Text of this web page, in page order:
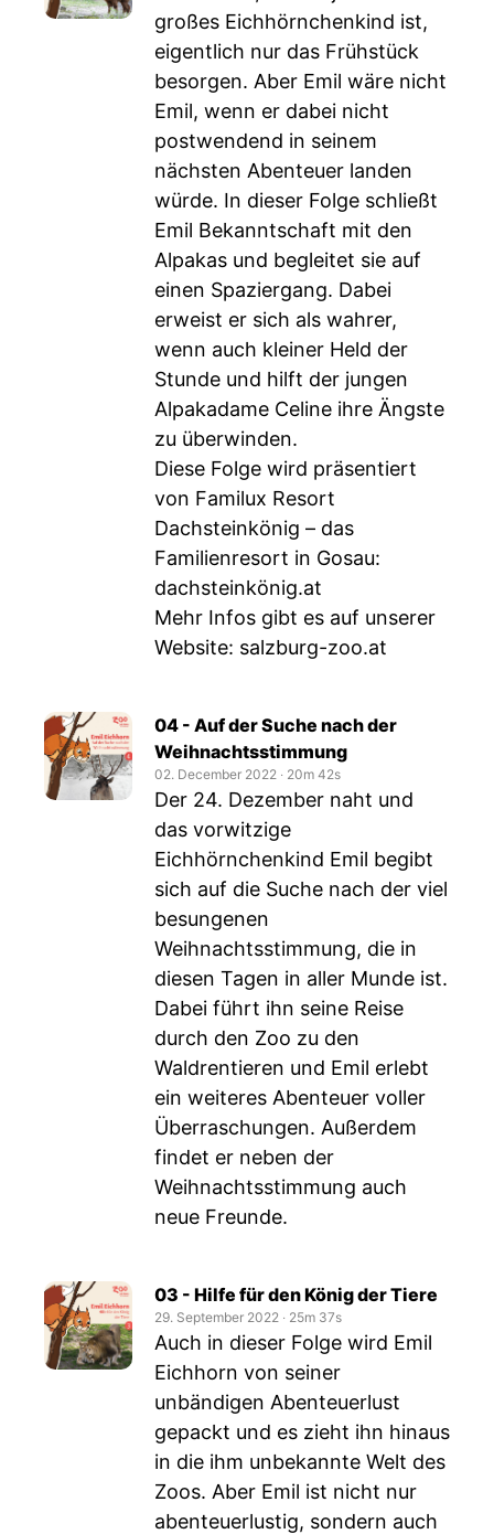
großes Eichhörnchenkind ist,
eigentlich nur das Frühstück
besorgen. Aber Emil wäre nicht
Emil, wenn er dabei nicht
postwendend in seinem
nächsten Abenteuer landen
würde. In dieser Folge schließt
Emil Bekanntschaft mit den
Alpakas und begleitet sie auf
einen Spaziergang. Dabei
erweist er sich als wahrer,
wenn auch kleiner Held der
Stunde und hilft der jungen
Alpakadame Celine ihre Ängste
zu überwinden.
Diese Folge wird präsentiert
von Familux Resort
Dachsteinkönig – das
Familienresort in Gosau:
dachsteinkönig.at
Mehr Infos gibt es auf unserer
Website: salzburg-zoo.at
04 - Auf der Suche nach der
Weihnachtsstimmung
02. December 2022 ‧ 20m 42s
Der 24. Dezember naht und
das vorwitzige
Eichhörnchenkind Emil begibt
sich auf die Suche nach der viel
besungenen
Weihnachtsstimmung, die in
diesen Tagen in aller Munde ist.
Dabei führt ihn seine Reise
durch den Zoo zu den
Waldrentieren und Emil erlebt
ein weiteres Abenteuer voller
Überraschungen. Außerdem
findet er neben der
Weihnachtsstimmung auch
neue Freunde.
03 - Hilfe für den König der Tiere
29. September 2022 ‧ 25m 37s
Auch in dieser Folge wird Emil
Eichhorn von seiner
unbändigen Abenteuerlust
gepackt und es zieht ihn hinaus
in die ihm unbekannte Welt des
Zoos. Aber Emil ist nicht nur
abenteuerlustig, sondern auch